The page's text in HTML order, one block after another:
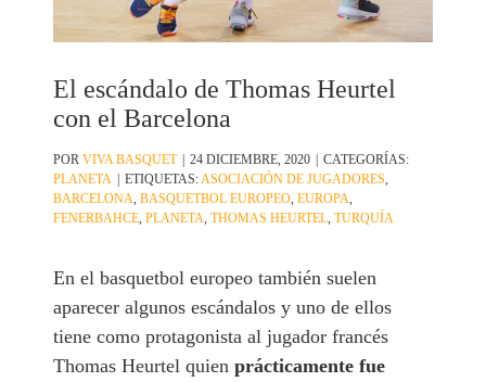
El escándalo de Thomas Heurtel
con el Barcelona
PORVIVA BASQUET | 24 DICIEMBRE, 2020 | CATEGORÍAS:
PLANETA | ETIQUETAS: ASOCIACIÓN DE JUGADORES
BARCELONA ,BASQUETBOL EUROPEO ,EUROPA
FENERBAHCE ,PLANETA ,THOMAS HEURTEL ,TURQUÍA
En el basquetbol europeo también suelen
aparecer algunos escándalos y uno de ellos
tiene como protagonista al jugador francés
Thomas Heurtel quienprácticamente fue